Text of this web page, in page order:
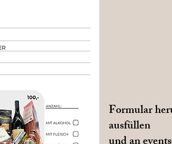
Formular
ausfüllen